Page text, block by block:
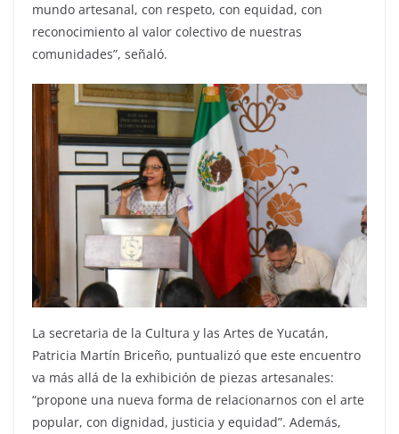
mundo artesanal, con respeto, con equidad, con
reconocimiento al valor colectivo de nuestras
comunidades”, señaló.
La secretaria de la Cultura y las Artes de Yucatán,
Patricia Martín Briceño, puntualizó que este encuentro
va más allá de la exhibición de piezas artesanales:
“propone una nueva forma de relacionarnos con el arte
popular, con dignidad, justicia y equidad”. Además,